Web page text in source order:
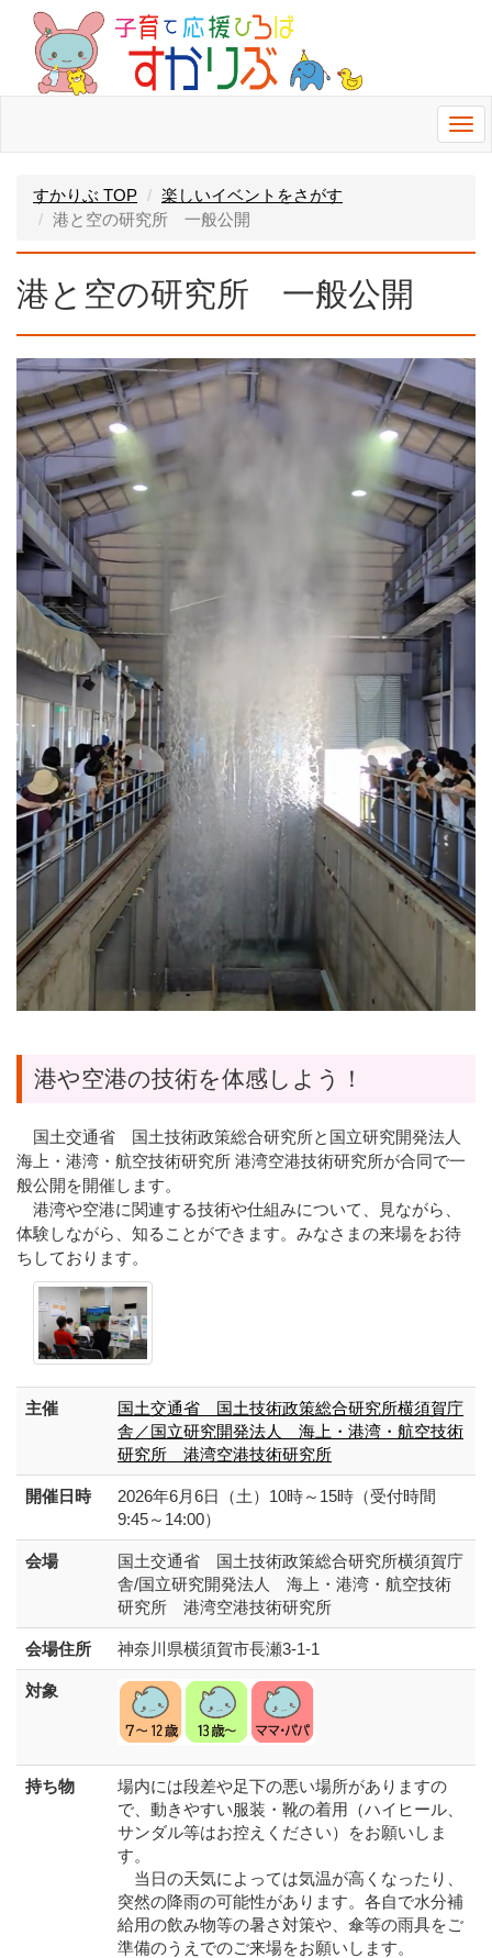
すかりぶ TOP
楽しいイベントをさがす
港と空の研究所 一般公開
港と空の研究所 一般公開
港や空港の技術を体感しよう！
国土交通省 国土技術政策総合研究所と国立研究開発法人
海上・港湾・航空技術研究所 港湾空港技術研究所が合同で一
般公開を開催します。
港湾や空港に関連する技術や仕組みについて、見ながら、
体験しながら、知ることができます。みなさまの来場をお待
ちしております。
主催
国土交通省 国土技術政策総合研究所横須賀庁
舎／国立研究開発法人 海上・港湾・航空技術
研究所 港湾空港技術研究所
開催日時
2026年6月6日（土）10時～15時（受付時間
9:45～14:00）
会場
国土交通省 国土技術政策総合研究所横須賀庁
舎/国立研究開発法人 海上・港湾・航空技術
研究所 港湾空港技術研究所
会場住所 神奈川県横須賀市長瀬3-1-1
対象
持ち物
場内には段差や足下の悪い場所がありますの
で、動きやすい服装・靴の着用（ハイヒール、
サンダル等はお控えください）をお願いしま
す。
当日の天気によっては気温が高くなったり、
突然の降雨の可能性があります。各自で水分補
給用の飲み物等の暑さ対策や、傘等の雨具をご
準備のうえでのご来場をお願いします。